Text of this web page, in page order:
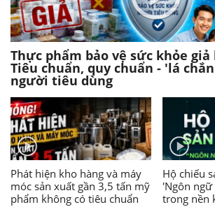
Thực phẩm bảo vệ sức khỏe
Tiêu chuẩn, quy chuẩn - 'lá
người tiêu dùng
Phát hiện kho hàng và máy
móc sản xuất gần 3,5 tấn mỹ
phẩm không có tiêu chuẩn
Hộ chiếu
'Ngôn
trong nền